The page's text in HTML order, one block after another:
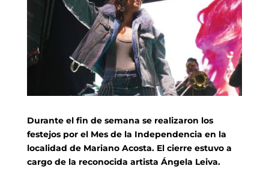
Durante el fin de semana se realizaron los
festejos por el Mes de la Independencia en la
localidad de Mariano Acosta. El cierre estuvo a
cargo de la reconocida artista Ángela Leiva.